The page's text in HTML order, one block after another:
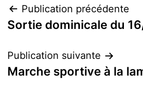
Navigation
de
l’article
Publication précédente
Sortie dominicale du
Publication suivante
Marche sportive à la